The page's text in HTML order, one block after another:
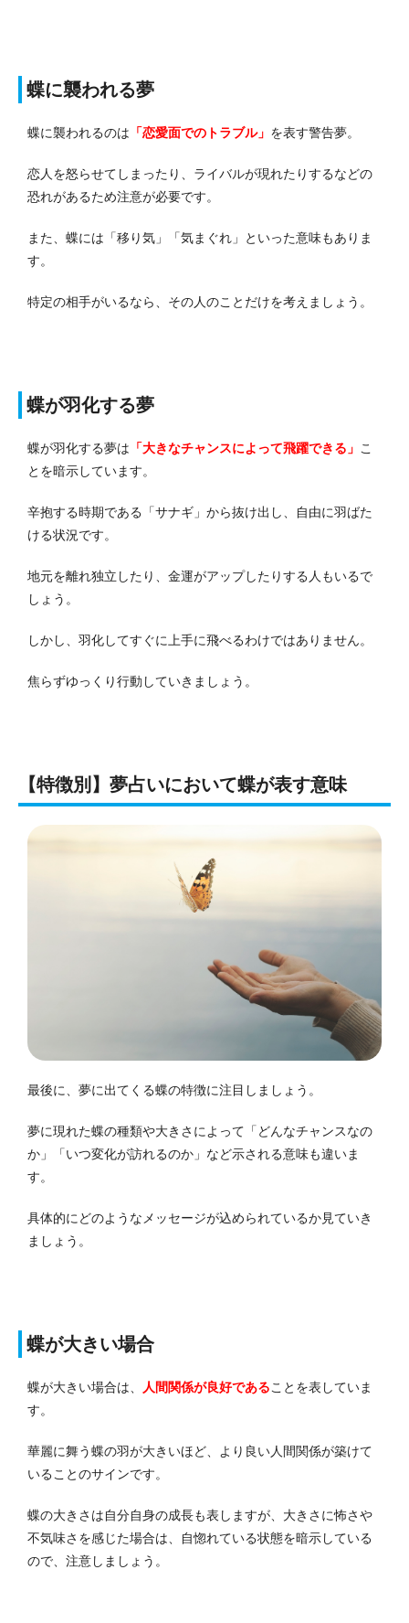
蝶に襲われる夢
蝶に襲われるのは 「恋愛面でのトラブル」 を表す警告夢。
恋人を怒らせてしまったり、ライバルが現れたりするなどの
恐れがあるため注意が必要です。
また、蝶には「移り気」「気まぐれ」といった意味もありま
す。
特定の相手がいるなら、その人のことだけを考えましょう。
蝶が羽化する夢
蝶が羽化する夢は 「大きなチャンスによって飛躍できる」 こ
とを暗示しています。
辛抱する時期である「サナギ」から抜け出し、自由に羽ばた
ける状況です。
地元を離れ独立したり、金運がアップしたりする人もいるで
しょう。
しかし、羽化してすぐに上手に飛べるわけではありません。
焦らずゆっくり行動していきましょう。
【特徴別】夢占いにおいて蝶が表す意味
最後に、夢に出てくる蝶の特徴に注目しましょう。
夢に現れた蝶の種類や大きさによって「どんなチャンスなの
か」「いつ変化が訪れるのか」など示される意味も違いま
す。
具体的にどのようなメッセージが込められているか見ていき
ましょう。
蝶が大きい場合
蝶が大きい場合は、 人間関係が良好であることを表していま
す。
華麗に舞う蝶の羽が大きいほど、より良い人間関係が築けて
いることのサインです。
蝶の大きさは自分自身の成長も表しますが、大きさに怖さや
不気味さを感じた場合は、自惚れている状態を暗示している
ので、注意しましょう。